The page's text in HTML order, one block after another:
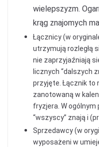
wielepszyzm.
krąg znajomych
Łącznicy (w
utrzymują rozległą
nie zaprzyjaźniają
licznych “dalszych
przyjęte. Łącznik to
zanotowaną w
fryzjera. W ogólnym
“wszyscy” znają i
Sprzedawcy (w
wyposażeni w